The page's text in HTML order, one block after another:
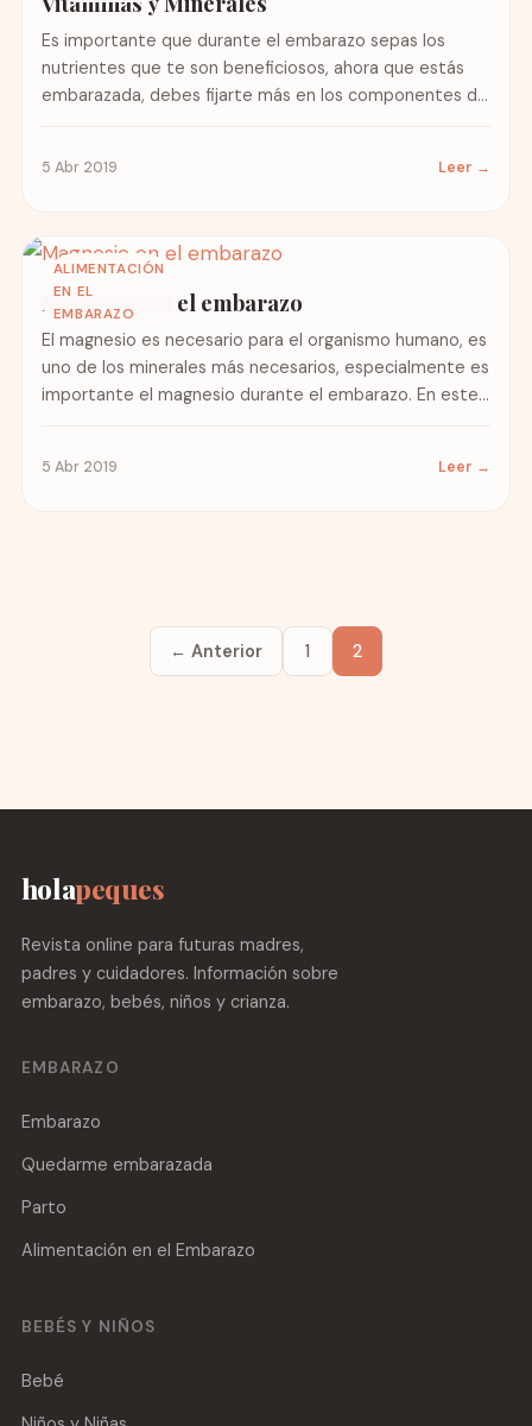
Es importante que durante el embarazo sepas los
nutrientes que te son beneficiosos, ahora que estás
embarazada, debes fijarte más en los componentes de
5 Abr 2019 Leer →
ALIMENTACIÓN
EN EL
EMBARAZO
Magnesio en el embarazo
El magnesio es necesario para el organismo humano, es
uno de los minerales más necesarios, especialmente es
importante el magnesio durante el embarazo. En este...
5 Abr 2019 Leer →
← Anterior 1 2
holapeques
Revista online para futuras madres,
padres y cuidadores. Información sobre
embarazo, bebés, niños y crianza.
EMBARAZO
Embarazo
Quedarme embarazada
Parto
Alimentación en el Embarazo
BEBÉS Y NIÑOS
Bebé